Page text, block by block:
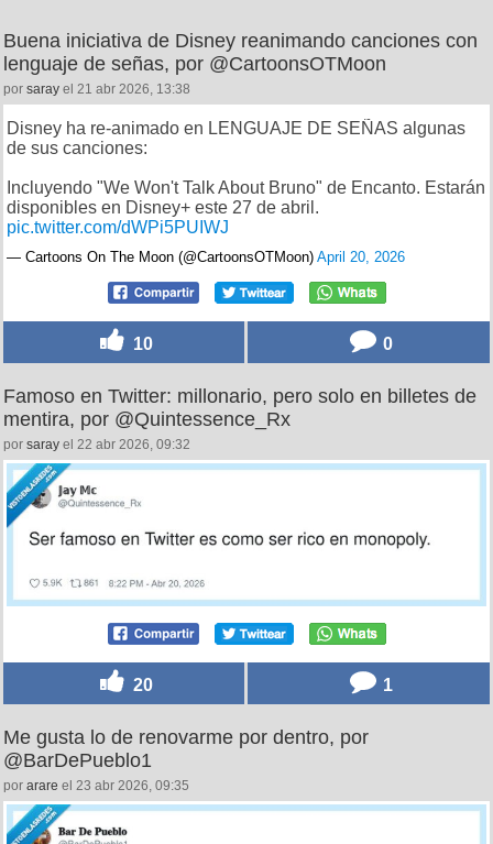
Buena iniciativa de Disney reanimando canciones con
lenguaje de señas, por @CartoonsOTMoon
por saray el 21 abr 2026, 13:38
Disney ha re-animado en LENGUAJE DE SEÑAS algunas
de sus canciones:
Incluyendo "We Won't Talk About Bruno" de Encanto. Estarán
disponibles en Disney+ este 27 de abril.
pic.twitter.com/dWPi5PUIWJ
— Cartoons On The Moon (@CartoonsOTMoon) April 20, 2026
10 0
Famoso en Twitter: millonario, pero solo en billetes de
mentira, por @Quintessence_Rx
por saray el 22 abr 2026, 09:32
20 1
Me gusta lo de renovarme por dentro, por
@BarDePueblo1
por arare el 23 abr 2026, 09:35